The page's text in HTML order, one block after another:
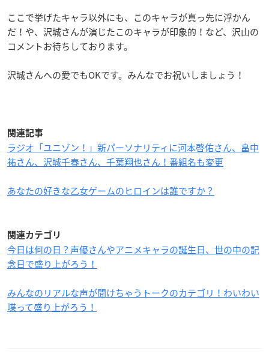
ここで挙げたキャラ以外にも、このキャラが真っ先に浮かん
だ！や、沢城さんが演じたこのキャラが印象的！など、沢山の
コメントお待ちしております。
沢城さんへの愛でもOKです。みんなでお祝いしましょう！
関連記事
ラジオ「ユニゾン！」新パーソナリティに河本啓佑さん、畠中
祐さん、沢城千春さん、千葉翔也さん！番組名も変更
あなたの好きな乙女ゲームのヒロインは誰ですか？
関連カテゴリ
今日は何の日？声優さんやアニメキャラの誕生日、世の中の記
念日で盛り上がろう！
みんなのリアルな声が聞けちゃうトークのカテゴリ！わいわい
喋って盛り上がろう！